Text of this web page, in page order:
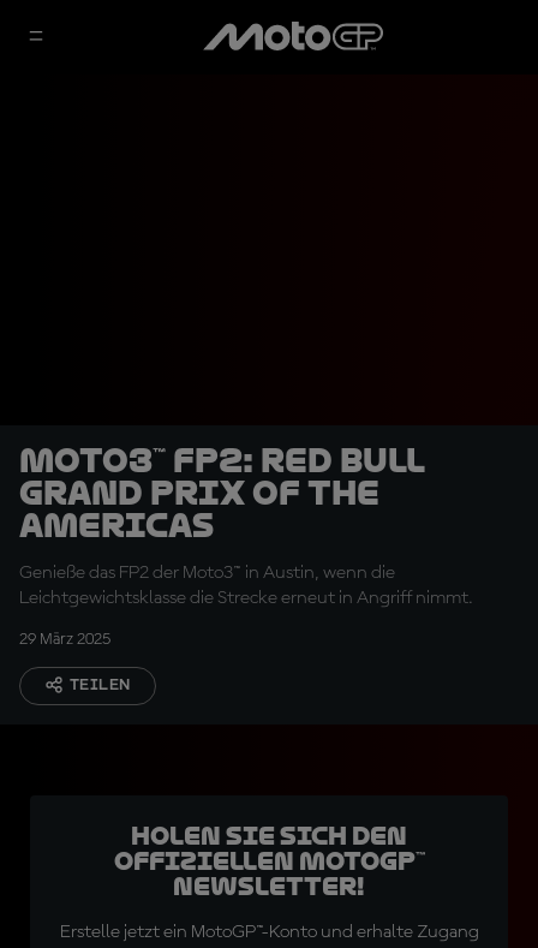
Moto3™ FP2: Red Bull
Grand Prix of The
Americas
Genieße das FP2 der Moto3™ in Austin, wenn die
Leichtgewichtsklasse die Strecke erneut in Angriff nimmt.
29 März 2025
TEILEN
Holen Sie sich den
offiziellen MotoGP™
Newsletter!
Erstelle jetzt ein MotoGP™-Konto und erhalte Zugang